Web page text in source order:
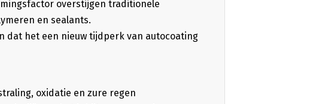
overstijgen traditionele
en sealants.
dat het een nieuw tijdperk van autocoating
oxidatie en zure regen